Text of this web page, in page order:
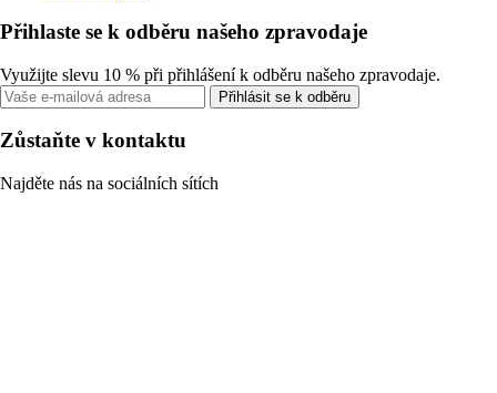
Přihlaste se k odběru našeho zpravodaje
Využijte slevu 10 % při přihlášení k odběru našeho zpravodaje.
Přihlásit se k odběru
Zůstaňte v kontaktu
Najděte nás na sociálních sítích